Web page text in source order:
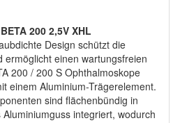
200 2,5V XHL
Design schützt die
ermöglicht einen wartungsfreien
200 / 200 S Ophthalmoskope
einem Aluminium-Trägerelement.
sind flächenbündig in
integriert, wodurch